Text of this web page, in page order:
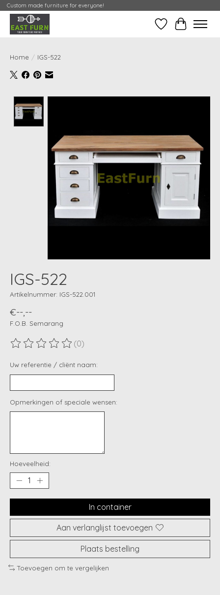
Custom made furniture for everyone!
Verlanglijst
Mijn
Home / IGS-522
IGS-522
Artikelnummer: IGS-522.001
€--,--
F.O.B. Semarang
De beoordeling van dit product is
(0)
Uw referentie / cliënt naam:
Opmerkingen of speciale wensen:
Hoeveelheid:
In container
Aan verlanglijst toevoegen
Plaats bestelling
Toevoegen om te vergelijken